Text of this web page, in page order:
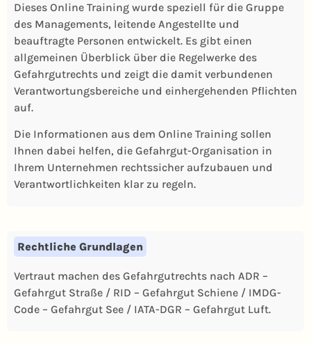
Dieses Online Training wurde speziell für die Gruppe
des Managements, leitende Angestellte und
beauftragte Personen entwickelt. Es gibt einen
allgemeinen Überblick über die Regelwerke des
Gefahrgutrechts und zeigt die damit verbundenen
Verantwortungsbereiche und einhergehenden Pflichten
auf.
Die Informationen aus dem Online Training sollen
Ihnen dabei helfen, die Gefahrgut-Organisation in
Ihrem Unternehmen rechtssicher aufzubauen und
Verantwortlichkeiten klar zu regeln.
Rechtliche Grundlagen
Vertraut machen des Gefahrgutrechts nach ADR –
Gefahrgut Straße / RID – Gefahrgut Schiene / IMDG-
Code – Gefahrgut See / IATA-DGR – Gefahrgut Luft.